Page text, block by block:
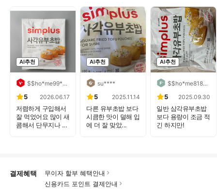
AI추천
$$ho*me99****
5 2026.06.17
저렴하게 구입해서
잘 먹었어요 많이 새
콤해서 단무지나 ...
AI추천
su****
5 2025.11.14
다른 유부초밥 보다
시큼한 맛이 덜해 입
에 더 잘 맞았...
AI추천
$$ho*me818****
5 2025.09.30
일반 삼각유부초밥
보다 용량이 조금 적
긴 하지만!
결제혜택
무이자 할부 혜택안내
신용카드 포인트 결제안내